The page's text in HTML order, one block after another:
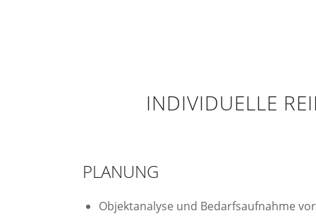
INDIVIDUELLE
PLANUNG
Objektanalyse und Bedarfsaufnahme